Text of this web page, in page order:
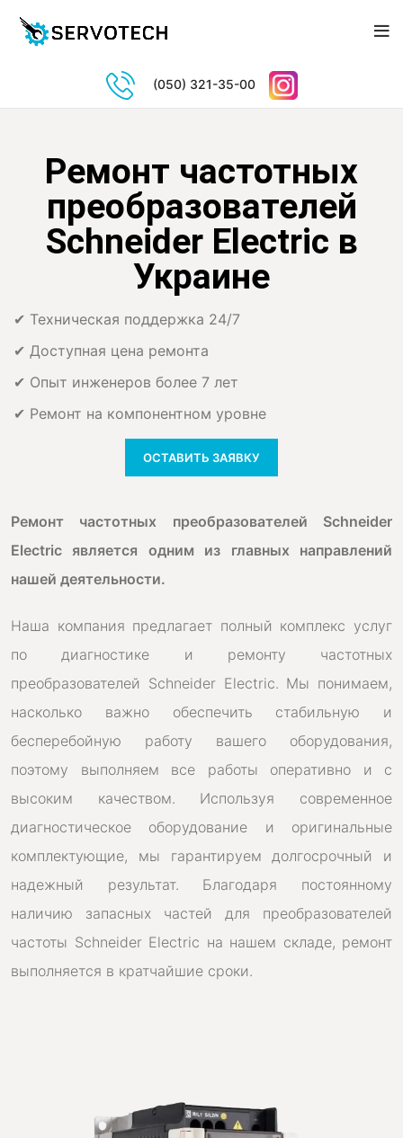
(050) 321-35-00
Ремонт частотных
преобразователей
Schneider Electric в
Украине
✔ Техническая поддержка 24/7
✔ Доступная цена ремонта
✔ Опыт инженеров более 7 лет
✔ Ремонт на компонентном уровне
ОСТАВИТЬ ЗАЯВКУ
Ремонт частотных преобразователей Schneider
Electric является одним из главных направлений
нашей деятельности.
Наша компания предлагает полный комплекс услуг
по диагностике и ремонту частотных
преобразователей Schneider Electric. Мы понимаем,
насколько важно обеспечить стабильную и
бесперебойную работу вашего оборудования,
поэтому выполняем все работы оперативно и с
высоким качеством. Используя современное
диагностическое оборудование и оригинальные
комплектующие, мы гарантируем долгосрочный и
надежный результат. Благодаря постоянному
наличию запасных частей для преобразователей
частоты Schneider Electric на нашем складе, ремонт
выполняется в кратчайшие сроки.